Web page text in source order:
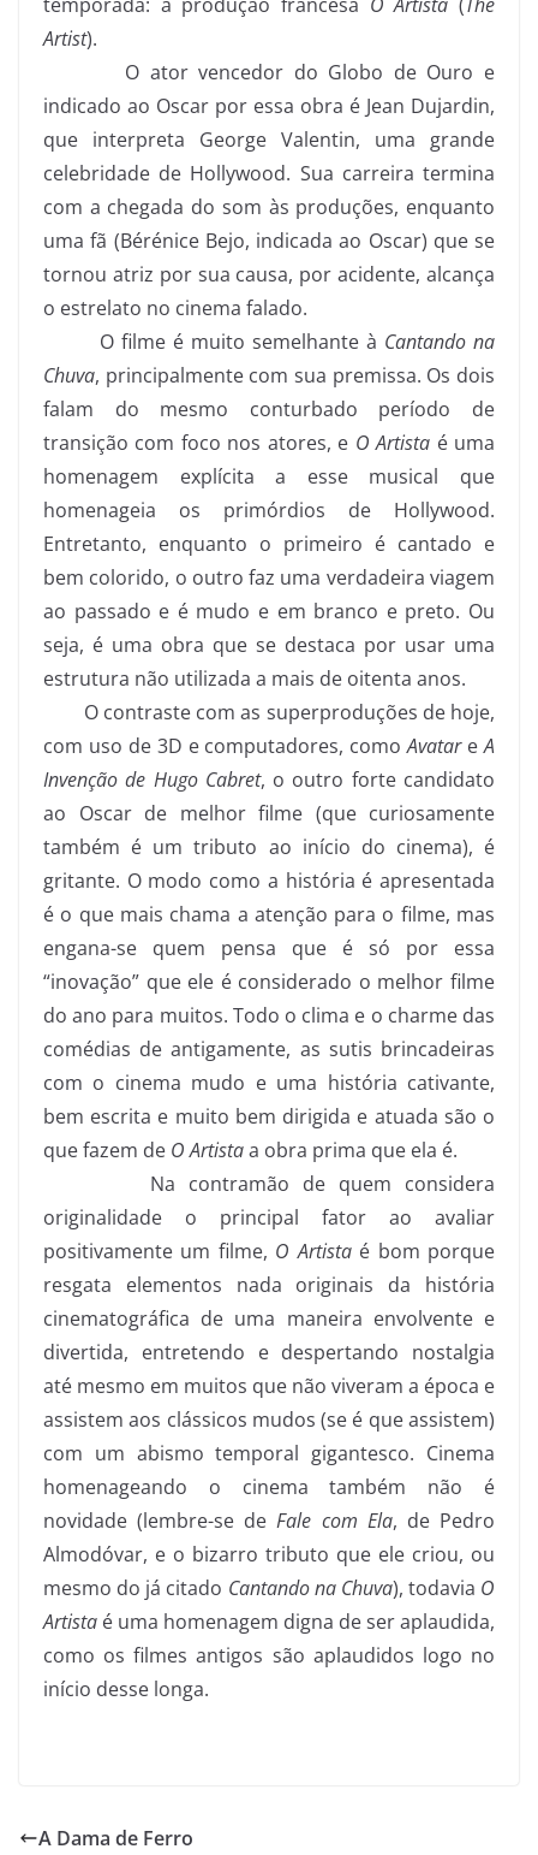
Artist).
O ator vencedor do Globo de Ouro e
indicado ao Oscar por essa obra é Jean Dujardin,
que interpreta George Valentin, uma grande
celebridade de Hollywood. Sua carreira termina
com a chegada do som às produções, enquanto
uma fã (Bérénice Bejo, indicada ao Oscar) que se
tornou atriz por sua causa, por acidente, alcança
o estrelato no cinema falado.
O filme é muito semelhante à Cantando na
Chuva, principalmente com sua premissa. Os dois
falam do mesmo conturbado período de
transição com foco nos atores, e O Artista é uma
homenagem explícita a esse musical que
homenageia os primórdios de Hollywood.
Entretanto, enquanto o primeiro é cantado e
bem colorido, o outro faz uma verdadeira viagem
ao passado e é mudo e em branco e preto. Ou
seja, é uma obra que se destaca por usar uma
estrutura não utilizada a mais de oitenta anos.
O contraste com as superproduções de hoje,
com uso de 3D e computadores, comoAvatar eA
Invenção de Hugo Cabret, o outro forte candidato
ao Oscar de melhor filme (que curiosamente
também é um tributo ao início do cinema), é
gritante. O modo como a história é apresentada
é o que mais chama a atenção para o filme, mas
engana-se quem pensa que é só por essa
“inovação” que ele é considerado o melhor filme
do ano para muitos. Todo o clima e o charme das
comédias de antigamente, as sutis brincadeiras
com o cinema mudo e uma história cativante,
bem escrita e muito bem dirigida e atuada são o
que fazem de O Artistaa obra prima que ela é.
Na contramão de quem considera
originalidade o principal fator ao avaliar
positivamente um filme, O Artista é bom porque
resgata elementos nada originais da história
cinematográfica de uma maneira envolvente e
divertida, entretendo e despertando nostalgia
até mesmo em muitos que não viveram a época e
assistem aos clássicos mudos (se é que assistem)
com um abismo temporal gigantesco. Cinema
homenageando o cinema também não é
novidade (lembre-se deFale com Ela, de Pedro
Almodóvar, e o bizarro tributo que ele criou, ou
mesmo do já citado Cantando na Chuva), todavia O
Artista é uma homenagem digna de ser aplaudida,
como os filmes antigos são aplaudidos logo no
início desse longa.
A Dama de Ferro